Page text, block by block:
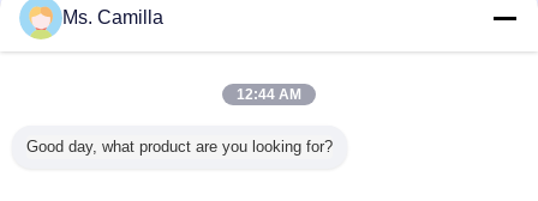
PlusPaquet d'énergie hydraulique portatif
Ms. Camilla
12:44 AM
Good day, what product are you looking for?